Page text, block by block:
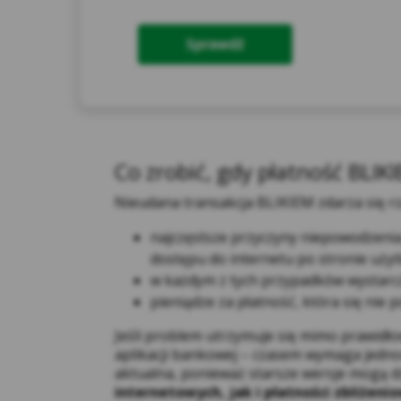
Co zrobić, gdy płatność
Nieudana transakcja BLIKIEM zdarza się
najczęstsze przyczyny
dostępu do internetu po stronie
w każdym z tych przypadków
pieniądze za płatność, która się nie
Jeśli problem utrzymuje się mimo
aplikacji bankowej – czasem wymaga
aktualna, ponieważ starsze wersje mogą
internetowych, jak i płatności
Na